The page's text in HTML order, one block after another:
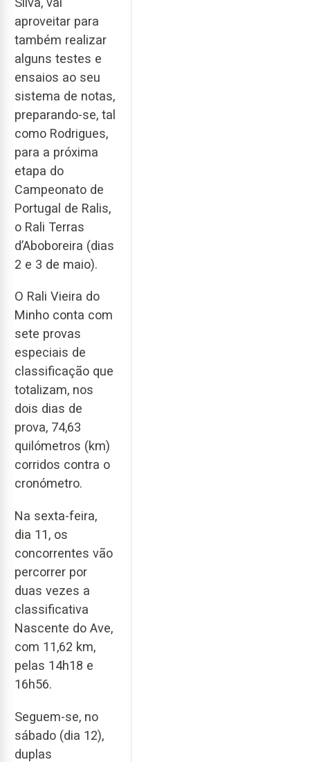
aproveitar para
também realizar
alguns testes e
ensaios ao seu
sistema de notas,
preparando-se, tal
como Rodrigues,
para a próxima
etapa do
Campeonato de
Portugal de Ralis,
o Rali Terras
d’Aboboreira (dias
2 e 3 de maio).
O Rali Vieira do
Minho conta com
sete provas
especiais de
classificação que
totalizam, nos
dois dias de
prova, 74,63
quilómetros (km)
corridos contra o
cronómetro.
Na sexta-feira,
dia 11, os
concorrentes vão
percorrer por
duas vezes a
classificativa
Nascente do Ave,
com 11,62 km,
pelas 14h18 e
16h56.
Seguem-se, no
sábado (dia 12),
duplas